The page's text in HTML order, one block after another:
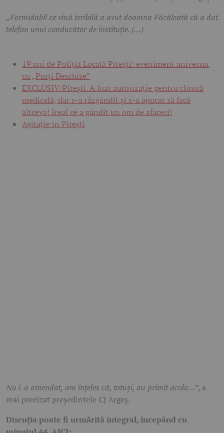
„Formidabil ce vină teribilă a avut doamna Făcăleată că a dat
telefon unui conducător de instituție. (…)
19 ani de Poliția Locală Pitești: eveniment aniversar
cu „Porți Deschise”
EXCLUSIV/Pitești. A luat autorizație pentru clinică
medicală, dar s-a răzgândit și s-a apucat să facă
altceva! Ireal ce a gândit un om de afaceri!
Agitație în Pitești
Nu i-a amendat, am înțeles că, totuși, au primit acolo…”, a
mai precizat președintele CJ Argeș.
Discuția poate fi urmărită integral, începând cu